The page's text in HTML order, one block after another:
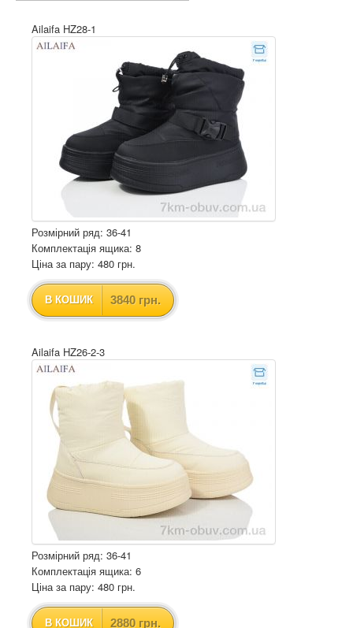
Ailaifa HZ28-1
Розмірний ряд: 36-41
Комплектація ящика: 8
Ціна за пару: 480 грн.
В КОШИК 3840 грн.
Ailaifa HZ26-2-3
Розмірний ряд: 36-41
Комплектація ящика: 6
Ціна за пару: 480 грн.
В КОШИК 2880 грн.